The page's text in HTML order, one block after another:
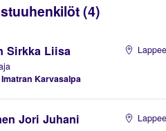
(4)
Sirkka Liisa
Karvasalpa
Jori Juhani